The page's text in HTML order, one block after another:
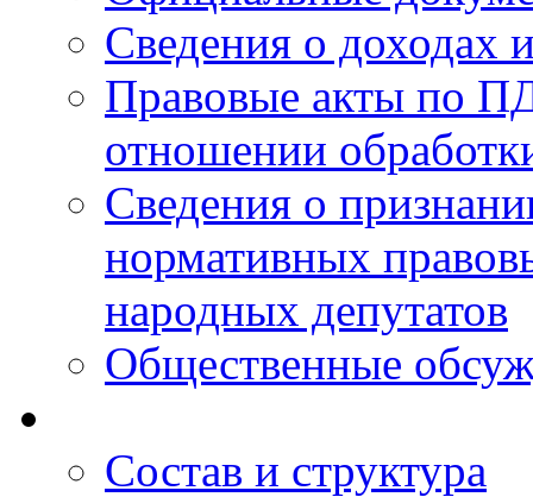
Сведения о доходах
Правовые акты по
отношении
Сведения о
нормативных
народных депутатов
Общественные
Состав и структура